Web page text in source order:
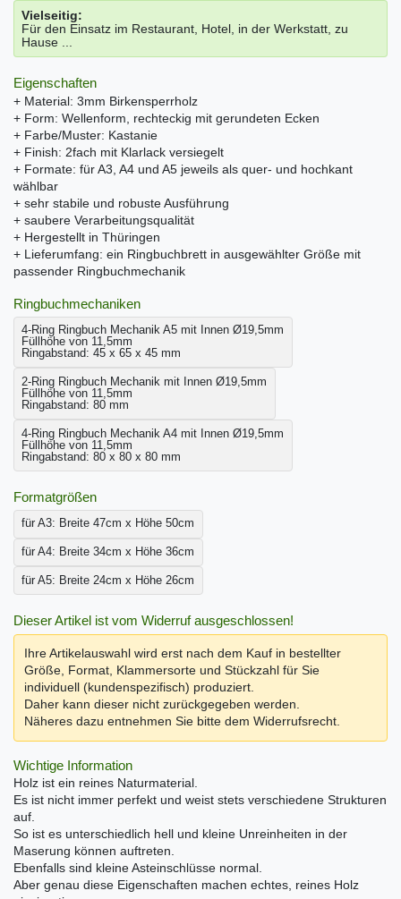
Vielseitig:
Für den Einsatz im Restaurant, Hotel, in der Werkstatt, zu
Hause ...
Eigenschaften
+ Material: 3mm Birkensperrholz
+ Form: Wellenform, rechteckig mit gerundeten Ecken
+ Farbe/Muster: Kastanie
+ Finish: 2fach mit Klarlack versiegelt
+ Formate: für A3, A4 und A5 jeweils als quer- und hochkant
wählbar
+ sehr stabile und robuste Ausführung
+ saubere Verarbeitungsqualität
+ Hergestellt in Thüringen
+ Lieferumfang: ein Ringbuchbrett in ausgewählter Größe mit
passender Ringbuchmechanik
Ringbuchmechaniken
4-Ring Ringbuch Mechanik A5 mit Innen Ø19,5mm
Füllhöhe von 11,5mm
Ringabstand: 45 x 65 x 45 mm
2-Ring Ringbuch Mechanik mit Innen Ø19,5mm
Füllhöhe von 11,5mm
Ringabstand: 80 mm
4-Ring Ringbuch Mechanik A4 mit Innen Ø19,5mm
Füllhöhe von 11,5mm
Ringabstand: 80 x 80 x 80 mm
Formatgrößen
für A3: Breite 47cm x Höhe 50cm
für A4: Breite 34cm x Höhe 36cm
für A5: Breite 24cm x Höhe 26cm
Dieser Artikel ist vom Widerruf ausgeschlossen!
Ihre Artikelauswahl wird erst nach dem Kauf in bestellter
Größe, Format, Klammersorte und Stückzahl für Sie
individuell (kundenspezifisch) produziert.
Daher kann dieser nicht zurückgegeben werden.
Näheres dazu entnehmen Sie bitte dem Widerrufsrecht.
Wichtige Information
Holz ist ein reines Naturmaterial.
Es ist nicht immer perfekt und weist stets verschiedene Strukturen
auf.
So ist es unterschiedlich hell und kleine Unreinheiten in der
Maserung können auftreten.
Ebenfalls sind kleine Asteinschlüsse normal.
Aber genau diese Eigenschaften machen echtes, reines Holz